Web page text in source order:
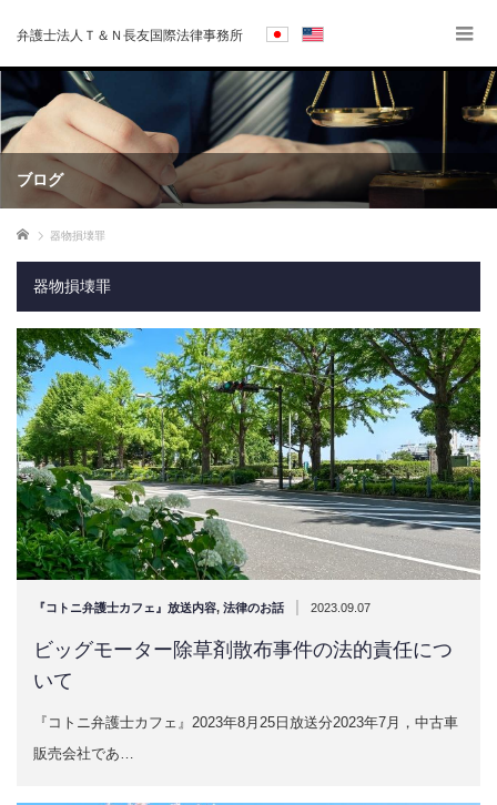
弁護士法人Ｔ＆Ｎ長友国際法律事務所
ブログ
ホーム 器物損壊罪
器物損壊罪
『コトニ弁護士カフェ』放送内容, 法律のお話 | 2023.09.07
ビッグモーター除草剤散布事件の法的責任につ
いて
『コトニ弁護士カフェ』2023年8月25日放送分2023年7月，中古車
販売会社であ…